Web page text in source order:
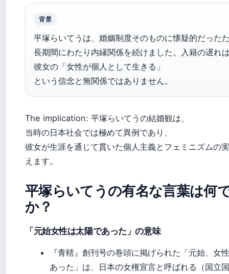
背景
平塚らいてうは、婚姻制度そのものに懐疑的だった
長期間にわたり内縁関係を続けました。入籍の遅れ
彼女の「女性が個人として生きる」
という信念と無関係ではありません。
The implication: 平塚らいてうの結婚観は、
当時の日本社会では極めて異例であり、
彼女が生涯を通じて貫いた個人主義とフェミニズムの
えます。
平塚らいてうの有名な言葉は何
か？
「元始女性は太陽であった」の意味
『青鞜』創刊号の巻頭に掲げられた「元始、女
あった」は、日本の女権宣言と呼ばれる（国立